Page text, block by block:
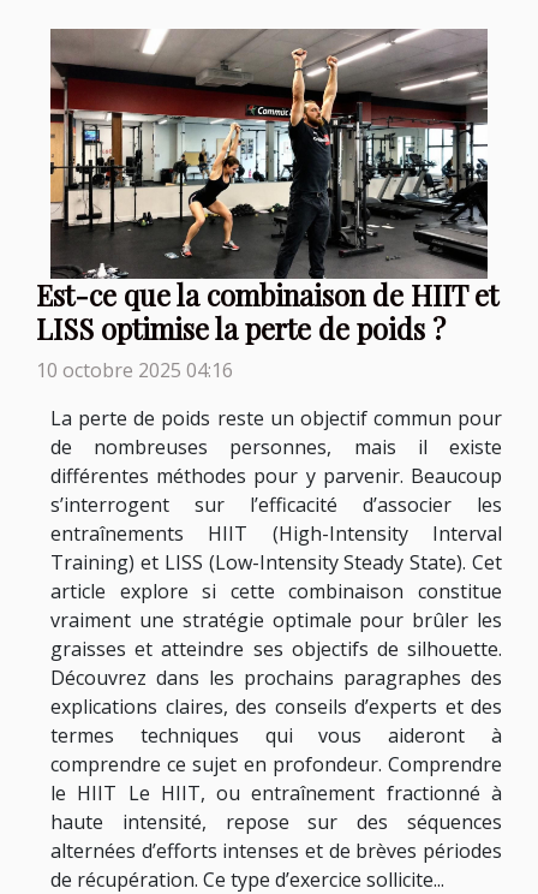
Est-ce que la combinaison de HIIT et
LISS optimise la perte de poids ?
10 octobre 2025 04:16
La perte de poids reste un objectif commun pour
de nombreuses personnes, mais il existe
différentes méthodes pour y parvenir. Beaucoup
s’interrogent sur l’efficacité d’associer les
entraînements HIIT (High-Intensity Interval
Training) et LISS (Low-Intensity Steady State). Cet
article explore si cette combinaison constitue
vraiment une stratégie optimale pour brûler les
graisses et atteindre ses objectifs de silhouette.
Découvrez dans les prochains paragraphes des
explications claires, des conseils d’experts et des
termes techniques qui vous aideront à
comprendre ce sujet en profondeur. Comprendre
le HIIT Le HIIT, ou entraînement fractionné à
haute intensité, repose sur des séquences
alternées d’efforts intenses et de brèves périodes
de récupération. Ce type d’exercice sollicite...